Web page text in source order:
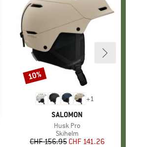
+1
MARKE
SALOMON
Artikel
Husk Pro
Produktgruppe
Skihelm
Preis
CHF 156.95reduzierter Preis
CHF 141.26
Rabatt
10%